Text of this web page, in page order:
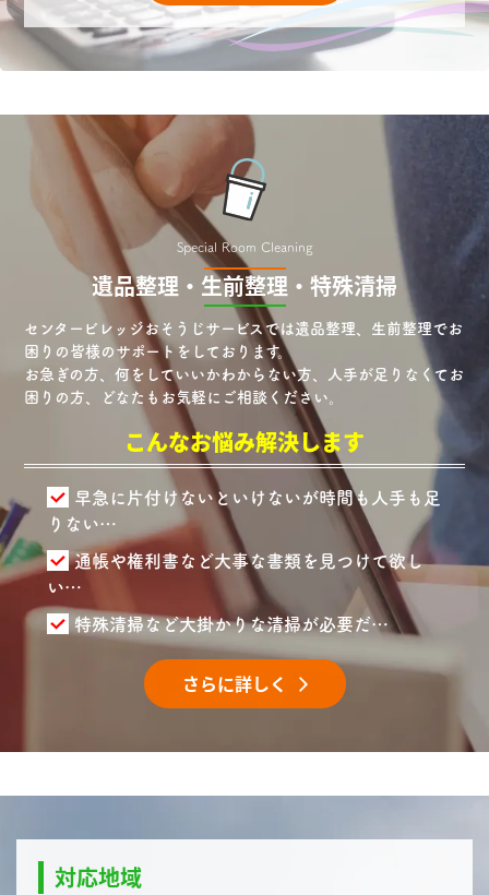
Special Room Cleaning
遺品整理・生前整理・特殊清掃
センタービレッジおそうじサービスでは遺品整理、生前整理でお
困りの皆様のサポートをしております。
お急ぎの方、何をしていいかわからない方、人手が足りなくてお
困りの方、どなたもお気軽にご相談ください。
こんなお悩み解決します
早急に片付けないといけないが時間も人手も足
りない…
通帳や権利書など大事な書類を見つけて欲し
い…
特殊清掃など大掛かりな清掃が必要だ…
さらに詳しく
対応地域